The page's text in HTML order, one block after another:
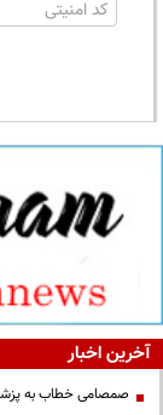
آخرین اخبار
صمصامی خطاب به